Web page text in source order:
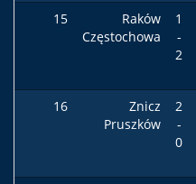
15
Raków
Częstochowa
1
-
2
16
Znicz
Pruszków
2
-
0